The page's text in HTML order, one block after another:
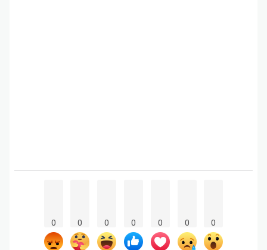
0 0 0 0 0 0 0